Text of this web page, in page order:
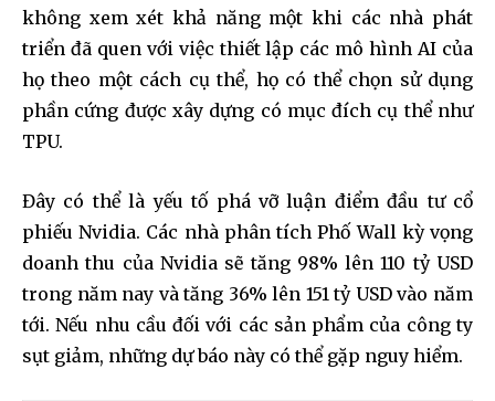
Join our community of
SUBSCRIBERS and be part of the
conversation.
To subscribe, simply enter your email address on our website
or click the subscribe button below. Don't worry, we respect
your privacy and won't spam your inbox. Your information is
không xem xét khả năng một khi các nhà phát
triển đã quen với việc thiết lập các mô hình AI của
họ theo một cách cụ thể, họ có thể chọn sử dụng
phần cứng được xây dựng có mục đích cụ thể như
TPU.
Đây có thể là yếu tố phá vỡ luận điểm đầu tư cổ
phiếu Nvidia. Các nhà phân tích Phố Wall kỳ vọng
doanh thu của Nvidia sẽ tăng 98% lên 110 tỷ USD
trong năm nay và tăng 36% lên 151 tỷ USD vào năm
tới. Nếu nhu cầu đối với các sản phẩm của công ty
sụt giảm, những dự báo này có thể gặp nguy hiểm.